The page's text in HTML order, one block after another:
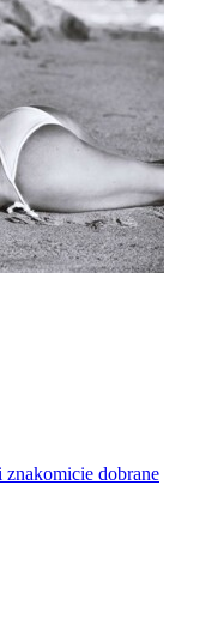
znakomicie dobrane